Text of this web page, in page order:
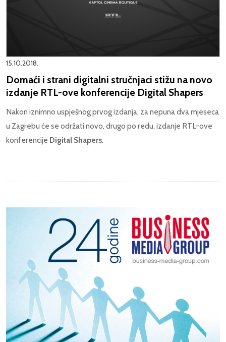
15.10.2018.
Domaći i strani digitalni stručnjaci stižu na novo
izdanje RTL-ove konferencije Digital Shapers
Nakon iznimno uspješnog prvog izdanja, za nepuna dva mjeseca
u Zagrebu će se održati novo, drugo po redu, izdanje RTL-ove
konferencije Digital Shapers.